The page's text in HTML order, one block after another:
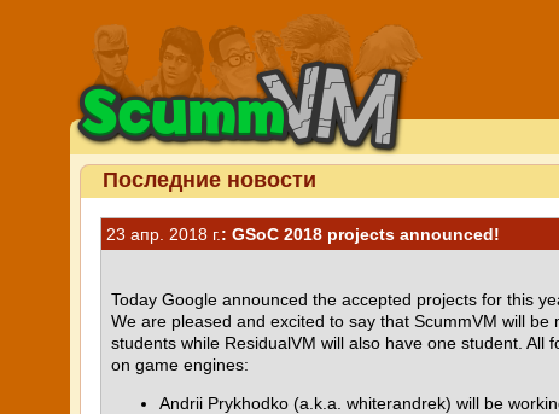
Последние новости
23 апр. 2018 г.: GSoC 2018 projects announced!
Today Google announced the accepted projects for this
We are pleased and excited to say that ScummVM will be
students while ResidualVM will also have one student. All
on game engines:
Andrii Prykhodko (a.k.a. whiterandrek) will be